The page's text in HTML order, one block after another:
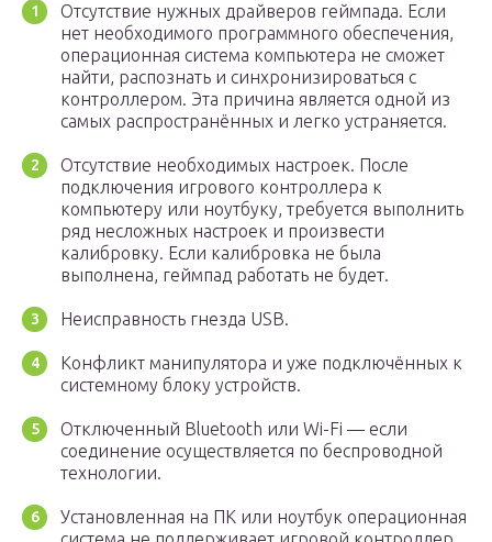
Отсутствие нужных драйверов геймпада. Если
нет необходимого программного обеспечения,
операционная система компьютера не сможет
найти, распознать и синхронизироваться с
контроллером. Эта причина является одной из
самых распространённых и легко устраняется.
Отсутствие необходимых настроек. После
подключения игрового контроллера к
компьютеру или ноутбуку, требуется выполнить
ряд несложных настроек и произвести
калибровку. Если калибровка не была
выполнена, геймпад работать не будет.
Неисправность гнезда USB.
Конфликт манипулятора и уже подключённых к
системному блоку устройств.
Отключенный Bluetooth или Wi-Fi — если
соединение осуществляется по беспроводной
технологии.
Установленная на ПК или ноутбук операционная